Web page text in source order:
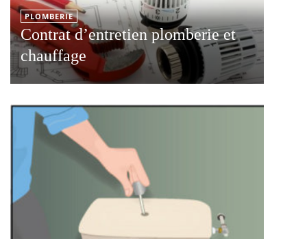
PLOMBERIE
Contrat d’entretien plomberie et
chauffage